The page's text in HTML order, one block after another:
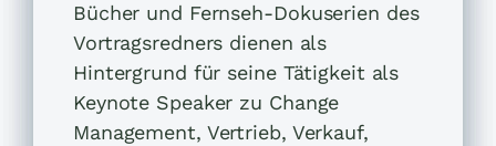
Bücher und Fernseh-Dokuserien des
Vortragsredners dienen als
Hintergrund für seine Tätigkeit als
Keynote Speaker zu Change
Management, Vertrieb, Verkauf,